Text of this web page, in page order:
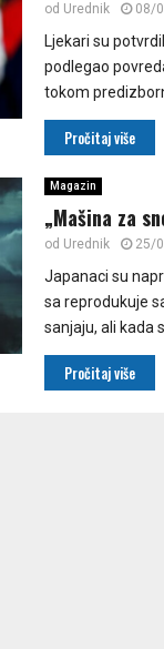
od Urednik 08/
Ljekari su
podlegao
tokom
Pročitaj više
Magazin
„Mašina za
od Urednik 25/
Japanaci su
sa reprodukuje
sanjaju, ali kada
Pročitaj više